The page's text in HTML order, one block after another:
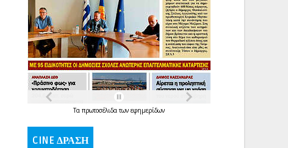
Τα πρωτοσέλιδατων εφημερίδων
CINE ΔΡΑΣΗ